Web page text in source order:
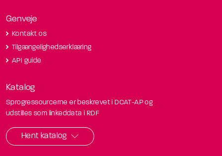
Genveje
Kontakt os
Tilgængelighedserklæring
API guide
Katalog
Sprogressourcerne er beskrevet i DCAT-AP og
udstilles som linkeddata i RDF
Hent katalog